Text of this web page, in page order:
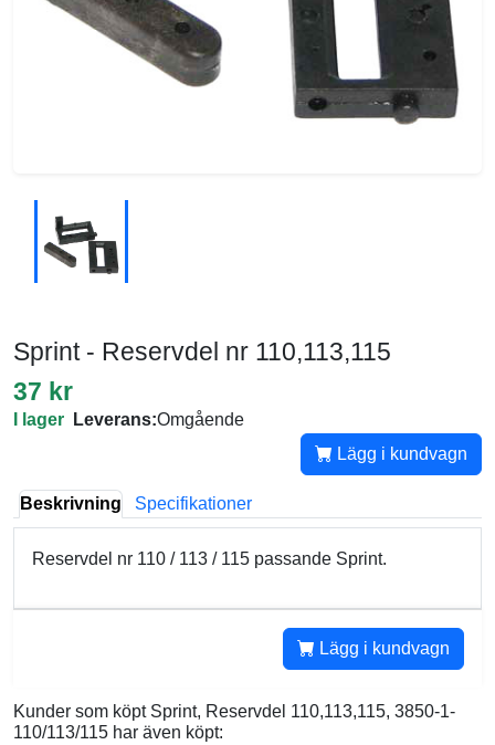
Sprint - Reservdel nr 110,113,115
37 kr
I lager Leverans:Omgående
Lägg i kundvagn
Beskrivning Specifikationer
Reservdel nr 110 / 113 / 115 passande Sprint.
Lägg i kundvagn
Kunder som köpt Sprint, Reservdel 110,113,115, 3850-1-
110/113/115 har även köpt: